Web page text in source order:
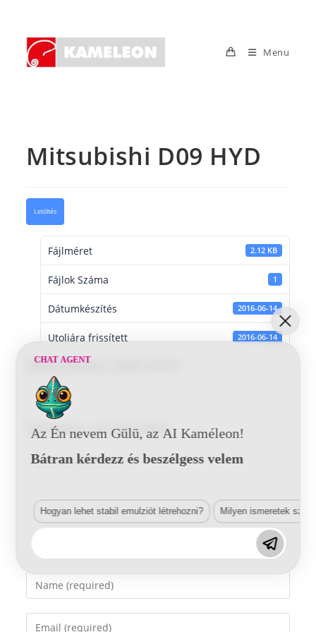
content
Menu
Mitsubishi D09 HYD
Letöltés
Fájlméret 2.12 KB
Fájlok Száma 1
Dátumkészítés 2016-06-14
Utoljára frissített 2016-06-14
Mitsubishi D09 HYD
Vélemény, hozzászólás?
Comment
Enter
your
name
Enter
CHAT AGENT
Az Én nevem Gülü, az AI Kaméleon!
Bátran kérdezz és beszélgess velem
Hogyan lehet stabil emulziót létrehozni? Milyen ismeretek